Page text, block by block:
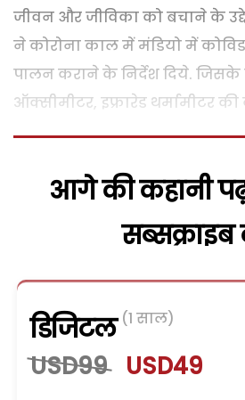
जीवन और जीविका को बचाने के
ने कोरोना काल में मंडियो में कोविड
पालन कराने के निर्देश दिये. जिसके
ऑक्सीमीटर, इफ्रारेड थर्मामीटर की
आगे की कहानी
डिजिटल (1 साल)
USD99 USD49